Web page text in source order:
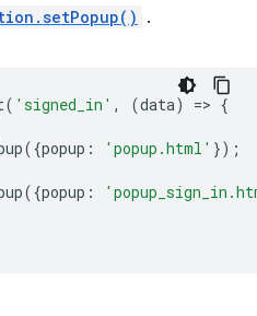
.
( 'signed_in' , (data) => {
({popup : 'popup.html' });
({popup :